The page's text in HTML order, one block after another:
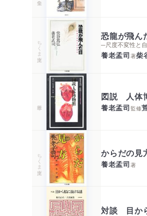
ちくま文庫
恐龍が飛ん
─尺度不変性と
養老孟司著柴
図説 人体
養老孟司監修
ちくま文庫 からだの見
養老孟司著
対談 目か